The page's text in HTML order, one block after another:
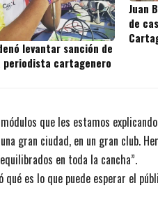
levantar sanción de
periodista cartagenero
Juan
de
que les estamos
gran ciudad, en un gran club.
en toda la cancha”.
es lo que puede esperar el